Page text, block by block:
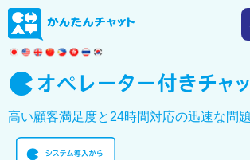
高い顧客満足度と24時間対応の迅速な問題